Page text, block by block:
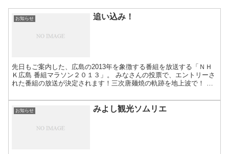
お知らせ 追い込み！
先日もご案内した、広島の2013年を象徴する番組を放送する「ＮＨ
Ｋ広島 番組マラソン２０１３」。 みなさんの投票で、エントリーさ
れた番組の放送が決定されます！三次唐麺焼の軌跡を地上波で！ 現
お知らせ みよし観光ソムリエ